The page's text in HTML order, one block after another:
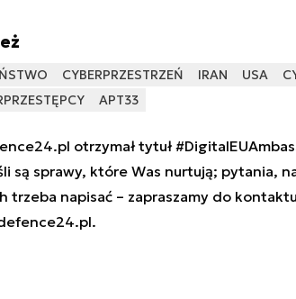
CYBERPRZESTRZEŃ IRAN USA
APT33
otrzymał tytuł
są sprawy, które Was nurtują; pytania,
trzeba napisać – zapraszamy do
.